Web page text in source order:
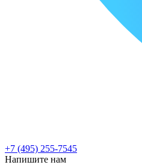
+7 (495) 255-7545
Напишите нам